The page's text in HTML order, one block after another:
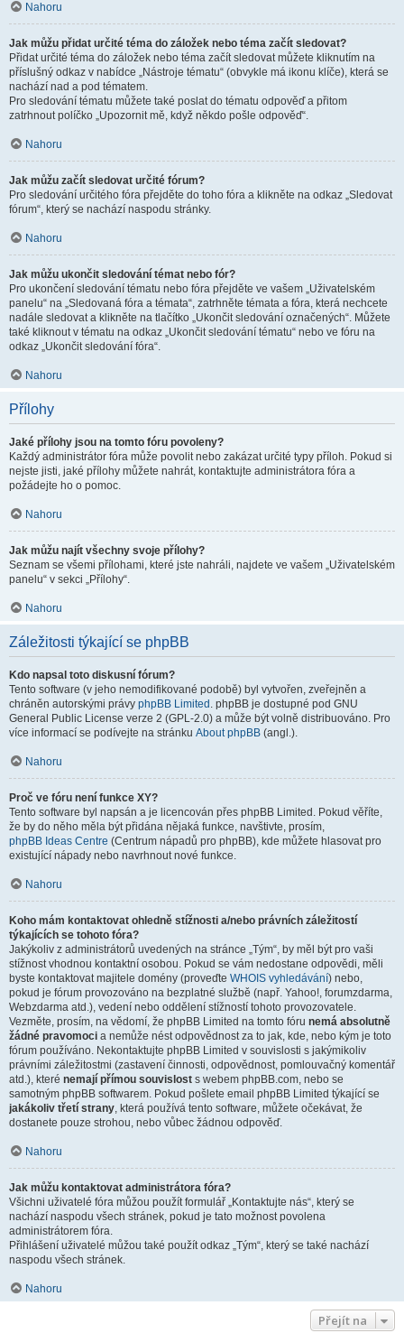
Nahoru
Jak můžu přidat určité téma do záložek nebo téma začít sledovat?
Přidat určité téma do záložek nebo téma začít sledovat můžete kliknutím na
příslušný odkaz v nabídce „Nástroje tématu“ (obvykle má ikonu klíče), která se
nachází nad a pod tématem.
Pro sledování tématu můžete také poslat do tématu odpověď a přitom
zatrhnout políčko „Upozornit mě, když někdo pošle odpověď“.
Nahoru
Jak můžu začít sledovat určité fórum?
Pro sledování určitého fóra přejděte do toho fóra a klikněte na odkaz „Sledovat
fórum“, který se nachází naspodu stránky.
Nahoru
Jak můžu ukončit sledování témat nebo fór?
Pro ukončení sledování tématu nebo fóra přejděte ve vašem „Uživatelském
panelu“ na „Sledovaná fóra a témata“, zatrhněte témata a fóra, která nechcete
nadále sledovat a klikněte na tlačítko „Ukončit sledování označených“. Můžete
také kliknout v tématu na odkaz „Ukončit sledování tématu“ nebo ve fóru na
odkaz „Ukončit sledování fóra“.
Nahoru
Přílohy
Jaké přílohy jsou na tomto fóru povoleny?
Každý administrátor fóra může povolit nebo zakázat určité typy příloh. Pokud si
nejste jisti, jaké přílohy můžete nahrát, kontaktujte administrátora fóra a
požádejte ho o pomoc.
Nahoru
Jak můžu najít všechny svoje přílohy?
Seznam se všemi přílohami, které jste nahráli, najdete ve vašem „Uživatelském
panelu“ v sekci „Přílohy“.
Nahoru
Záležitosti týkající se phpBB
Kdo napsal toto diskusní fórum?
Tento software (v jeho nemodifikované podobě) byl vytvořen, zveřejněn a
chráněn autorskými právy phpBB Limited . phpBB je dostupné pod GNU
General Public License verze 2 (GPL-2.0) a může být volně distribuováno. Pro
více informací se podívejte na stránku About phpBB (angl.).
Nahoru
Proč ve fóru není funkce XY?
Tento software byl napsán a je licencován přes phpBB Limited. Pokud věříte,
že by do něho měla být přidána nějaká funkce, navštivte, prosím,
phpBB Ideas Centre (Centrum nápadů pro phpBB), kde můžete hlasovat pro
existující nápady nebo navrhnout nové funkce.
Nahoru
Koho mám kontaktovat ohledně stížnosti a/nebo právních záležitostí
týkajících se tohoto fóra?
Jakýkoliv z administrátorů uvedených na stránce „Tým“, by měl být pro vaši
stížnost vhodnou kontaktní osobou. Pokud se vám nedostane odpovědi, měli
byste kontaktovat majitele domény (proveďte WHOIS vyhledávání) nebo,
pokud je fórum provozováno na bezplatné službě (např. Yahoo!, forumzdarma,
Webzdarma atd.), vedení nebo oddělení stížností tohoto provozovatele.
Vezměte, prosím, na vědomí, že phpBB Limited na tomto fóru nemá absolutně
žádné pravomoci a nemůže nést odpovědnost za to jak, kde, nebo kým je toto
fórum používáno. Nekontaktujte phpBB Limited v souvislosti s jakýmikoliv
právními záležitostmi (zastavení činnosti, odpovědnost, pomlouvačný komentář
atd.), které nemají přímou souvislost s webem phpBB.com, nebo se
samotným phpBB softwarem. Pokud pošlete email phpBB Limited týkající se
jakákoliv třetí strany, která používá tento software, můžete očekávat, že
dostanete pouze strohou, nebo vůbec žádnou odpověď.
Nahoru
Jak můžu kontaktovat administrátora fóra?
Všichni uživatelé fóra můžou použít formulář „Kontaktujte nás“, který se
nachází naspodu všech stránek, pokud je tato možnost povolena
administrátorem fóra.
Přihlášení uživatelé můžou také použít odkaz „Tým“, který se také nachází
naspodu všech stránek.
Nahoru
Přejít na